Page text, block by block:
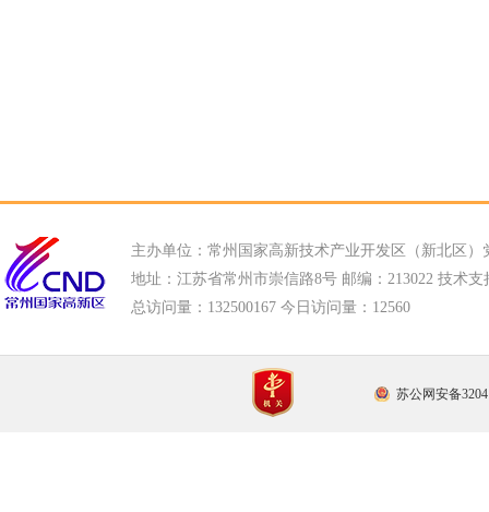
主办单位：常州国家高新技术产业开发区（新北区）
地址：江苏省常州市崇信路8号 邮编：213022 技术支
总访问量： 132500167 今日访问量： 12560
苏公网安备